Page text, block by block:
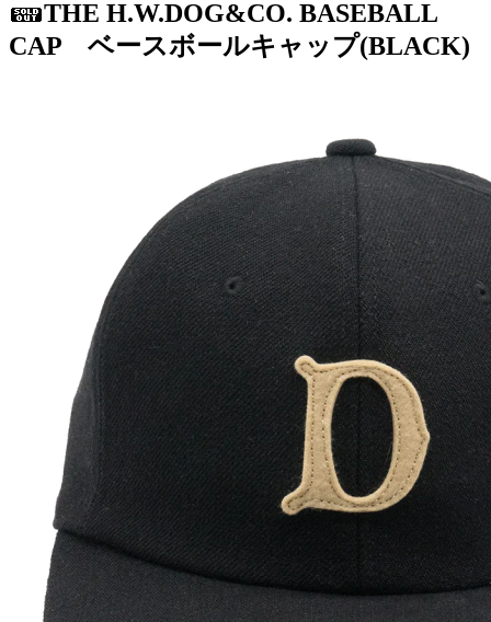
THE H.W.DOG&CO. BASEBALL
CAP ベースボールキャップ(BLACK)